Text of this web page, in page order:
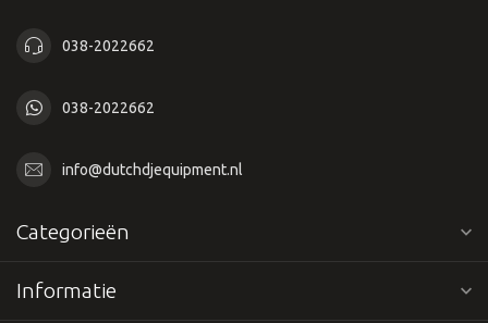
038-2022662
038-2022662
info@dutchdjequipment.nl
Categorieën
Informatie